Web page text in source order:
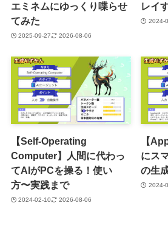
エミネムにゆっくり喋らせ
てみた
2025-09-27 2026-08-06
レイ
2024-
【Self-Operating
Computer】人間に代わっ
てAIがPCを操る！使い
方〜実践まで
2024-02-10 2026-08-06
【
にス
の生
2024-